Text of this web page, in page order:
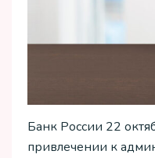
Банк России 22
привлечении к